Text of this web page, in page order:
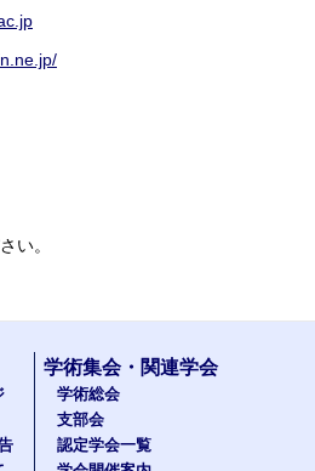
い。
学術集会・関連学会
学術総会
支部会
認定学会一覧